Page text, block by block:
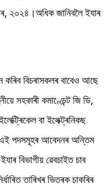
২০২৪।অধিক জানিবলৈ ইযাৰ
কৰিব বিচৰাসকলৰ বাবেও আছে
সহকাৰী কমাণ্ডেন্ট জি ডি,
বা ইলেক্ট্ৰনিকছ
এই পদসমূহৰ আবেদনৰ অন্তিম
বিভাগীয় ৱেবচাইত চাব
তাৰিখৰ ভিতৰক চাকৰিৰ